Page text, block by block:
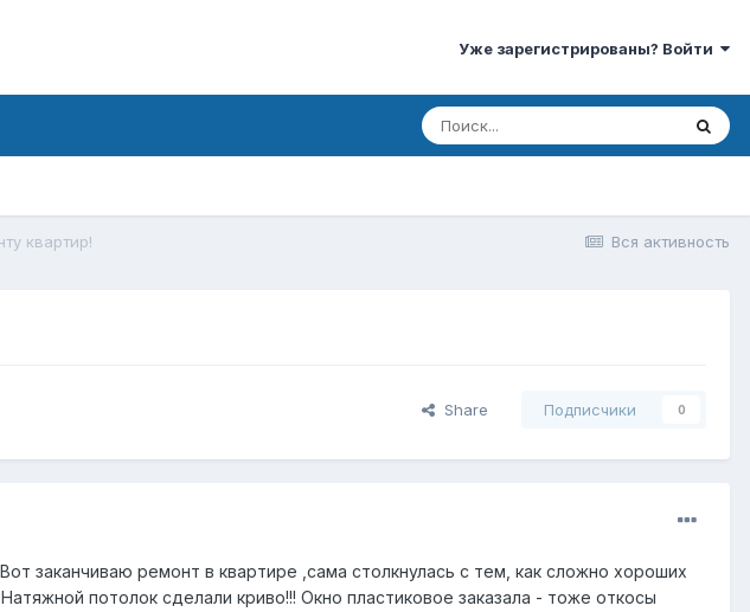
Уже зарегистрированы? Войти
Вся активность
квартир!
Share Подписчики 0
заканчиваю ремонт в квартире ,сама столкнулась с тем, как сложно хороших
потолок сделали криво!!! Окно пластиковое заказала - тоже откосы